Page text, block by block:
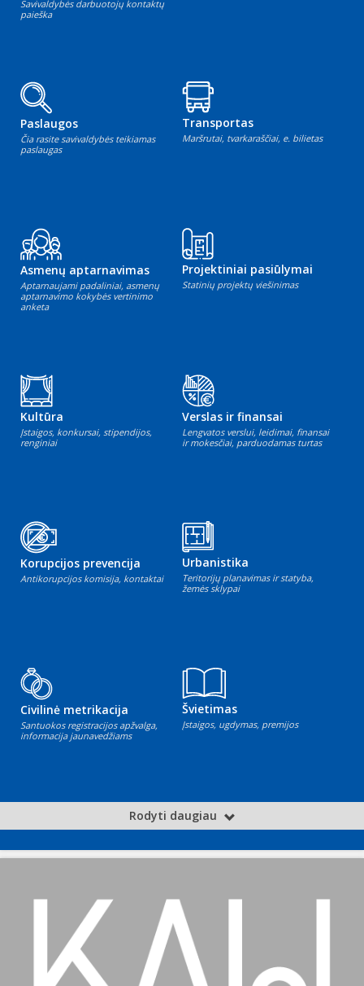
Savivaldybės darbuotojų kontaktų
paieška
Paslaugos
Čia rasite savivaldybės teikiamas
paslaugas
Transportas
Maršrutai, tvarkaraščiai, e. bilietas
Asmenų aptarnavimas
Aptarnaujami padaliniai, asmenų
aptarnavimo kokybės vertinimo
anketa
Projektiniai pasiūlymai
Statinių projektų viešinimas
Kultūra
Įstaigos, konkursai, stipendijos,
renginiai
Verslas ir finansai
Lengvatos verslui, leidimai, finansai
ir mokesčiai, parduodamas turtas
Korupcijos prevencija
Antikorupcijos komisija, kontaktai
Urbanistika
Teritorijų planavimas ir statyba,
žemės sklypai
Civilinė metrikacija
Santuokos registracijos apžvalga,
informacija jaunavedžiams
Švietimas
Įstaigos, ugdymas, premijos
Rodyti daugiau